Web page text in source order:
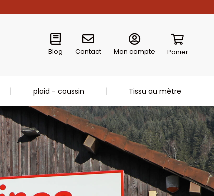
Blog Contact Mon compte Panier
plaid - coussin Tissu au mètre